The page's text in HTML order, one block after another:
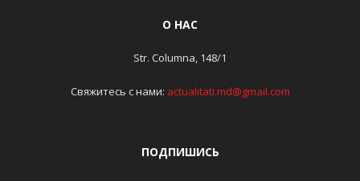
О НАС
Str. Columna, 148/1
Свяжитесь с нами: actualitati.md@gmail.com
ПОДПИШИСЬ